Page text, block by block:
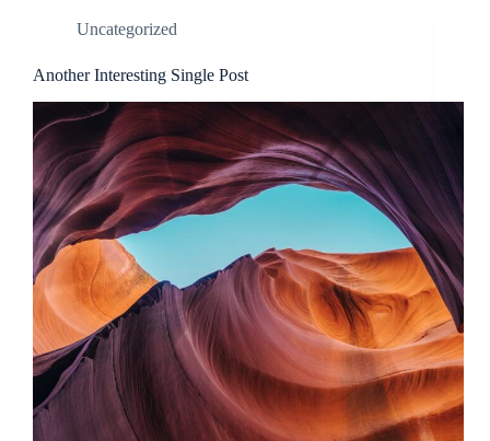
Uncategorized
Another Interesting Single Post